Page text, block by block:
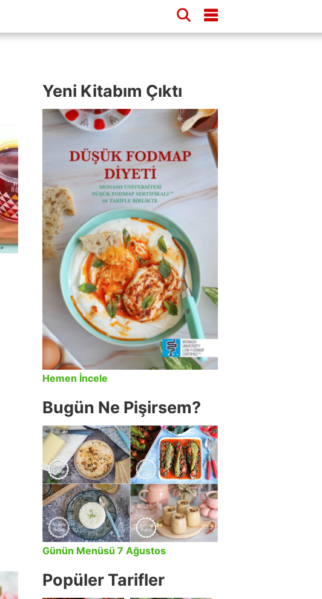
Yeni Kitabım Çıktı
Hemen İncele
Bugün Ne Pişirsem?
Günün Menüsü 7 Ağustos
Popüler Tarifler